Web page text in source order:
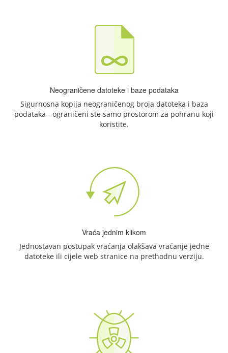
Neograničene datoteke i baze podataka
Sigurnosna kopija neograničenog broja datoteka i baza
podataka - ograničeni ste samo prostorom za pohranu koji
koristite.
Vraća jednim klikom
Jednostavan postupak vraćanja olakšava vraćanje jedne
datoteke ili cijele web stranice na prethodnu verziju.